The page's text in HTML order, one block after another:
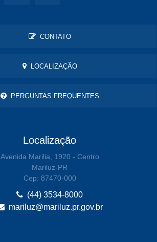
CONTATO
LOCALIZAÇÃO
PERGUNTAS FREQUENTES
Localização
Avenida Marilia, 1920 - Centro
Mariluz-PR
Cep: 87470-000
(44) 3534-8000
mariluz@mariluz.pr.gov.br